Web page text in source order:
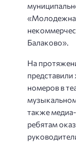
Балаково».
На
номеров в
также
ребятам